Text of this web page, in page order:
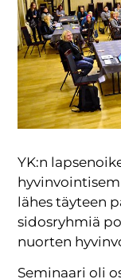
YK:n
lähes täyteen
sidosryhmiä
nuorten
Seminaari oli